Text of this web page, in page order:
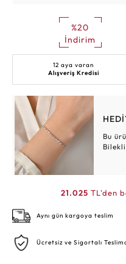
%20
İndirim
12 aya varan
Alışveriş Kredisi
Bu
21.025 TL'den
Aynı gün kargoya teslim
Ücretsiz ve Sigortalı